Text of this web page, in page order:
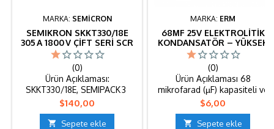
MARKA: SEMİCRON
SEMIKRON SKKT330/18E
305 A 1800 V ÇIFT SERI SCR
& DIYOT MODÜLÜ |
SEMIPACK 3 ENDÜSTRIYEL
TIP
(0)
Ürün Açıklaması:
SKKT330/18E, SEMIPACK 3
yüksek güçlü bir çift SCR
modülüdür. Ortalama 305 A
sürekli akım (T_case = 85 °C)
Fiyat
$140,00
 Sepete ekle
MARKA: ERM
68ΜF 25V ELEKTROLITIK
KONDANSATÖR – YÜKSEK
PERFORMANSLI
ALÜMINYUM KAPASITÖR
(100 ADET)
(0)
Ürün Açıklaması 68
mikrofarad (µF) kapasiteli ve
25 Volt çalışma gerilimine
sahip bu elektrolitik
kondansatör, elektronik
Fiyat
$6,00
 Sepete ekle